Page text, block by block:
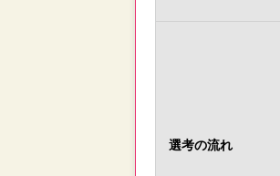
選考の流れ